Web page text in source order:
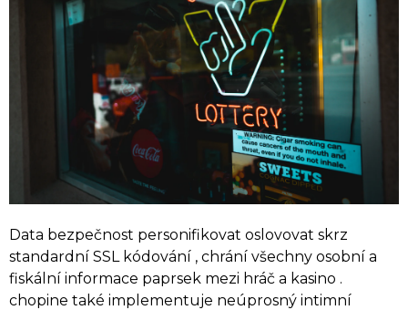
Data bezpečnost personifikovat oslovovat skrz
standardní SSL kódování , chrání všechny osobní a
fiskální informace paprsek mezi hráč a kasino .
chopine také implementuje neúprosný intimní